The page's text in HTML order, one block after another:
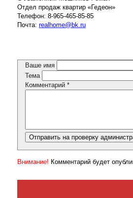
Отдел продаж квартир «Гедеон»
Телефон: 8-965-465-85-85
Почта: realhome@bk.ru
Ваше имя
Тема
Комментарий *
Внимание! Комментарий будет